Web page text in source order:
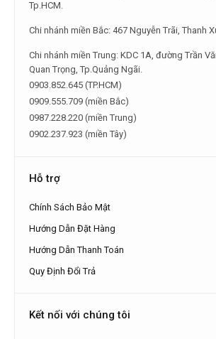
Tp.HCM.
Chi nhánh miền Bắc: 467 Nguyễn Trãi, Thanh
Chi nhánh miền Trung: KDC 1A, đường Trần
Quan Trọng, Tp.Quảng Ngãi.
0903.852.645 (TP.HCM)
0909.555.709 (miền Bắc)
0987.228.220 (miền Trung)
0902.237.923 (miền Tây)
Hỗ trợ
Chính Sách Bảo Mật
Hướng Dẫn Đặt Hàng
Hướng Dẫn Thanh Toán
Quy Định Đổi Trả
Kết nối với chúng tôi